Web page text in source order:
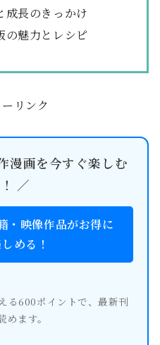
成長のきっかけ
の魅力とレシピ
リンク
漫画を今すぐ楽しむ
／
・映像作品がお得に
める！
る600ポイントで、最新刊
めます。